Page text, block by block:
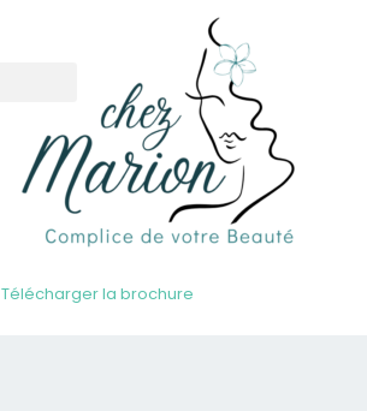
Télécharger la brochure